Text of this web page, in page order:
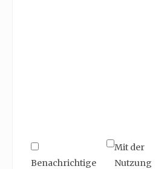
Benachrichtige
Mit der
Nutzung